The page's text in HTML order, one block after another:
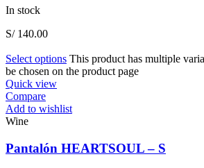
In stock
S/140.00
Select options This product has multiple
be chosen on the product page
Quick view
Compare
Add to wishlist
Wine
Pantalón HEARTSOUL – S